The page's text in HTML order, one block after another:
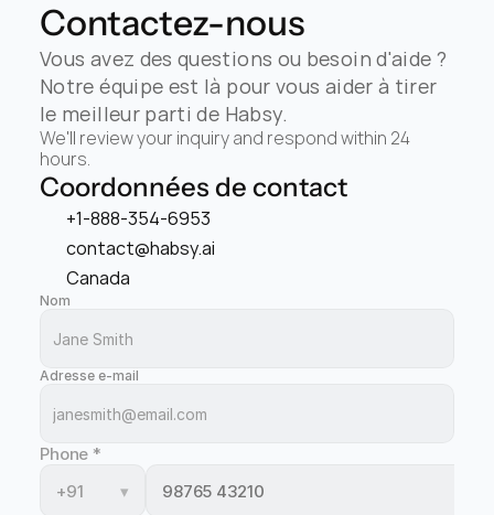
Contactez-nous
Vous avez des questions ou besoin d'aide ?
Notre équipe est là pour vous aider à tirer
le meilleur parti de Habsy.
We'll review your inquiry and respond within 24
hours.
Coordonnées de contact
+1-888-354-6953
contact@habsy.ai
Canada
Nom
Adresse e-mail
Phone *
+91
▾